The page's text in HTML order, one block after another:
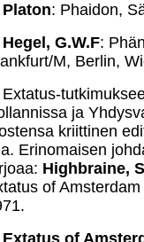
Platon: Phaidon,
Hegel, G.W.F:
M, Berlin,
Extatus-
ja
kriittinen
Erinomaisen
Highbraine,
of